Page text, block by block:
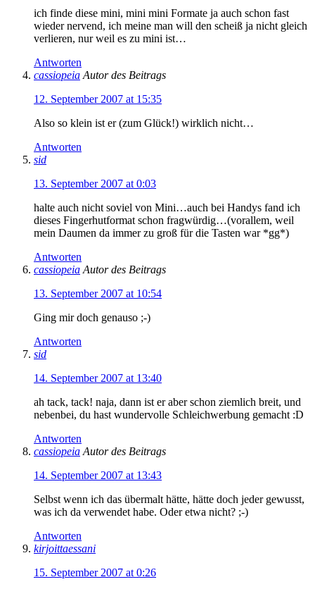
ich finde diese mini, mini mini Formate ja auch schon fast
wieder nervend, ich meine man will den scheiß ja nicht gleich
verlieren, nur weil es zu mini ist…
Antworten
cassiopeia Autor des Beitrags
12. September 2007 at 15:35
Also so klein ist er (zum Glück!) wirklich nicht…
Antworten
sid
13. September 2007 at 0:03
halte auch nicht soviel von Mini…auch bei Handys fand ich
dieses Fingerhutformat schon fragwürdig…(vorallem, weil
mein Daumen da immer zu groß für die Tasten war *gg*)
Antworten
cassiopeia Autor des Beitrags
13. September 2007 at 10:54
Ging mir doch genauso ;-)
Antworten
sid
14. September 2007 at 13:40
ah tack, tack! naja, dann ist er aber schon ziemlich breit, und
nebenbei, du hast wundervolle Schleichwerbung gemacht :D
Antworten
cassiopeia Autor des Beitrags
14. September 2007 at 13:43
Selbst wenn ich das übermalt hätte, hätte doch jeder gewusst,
was ich da verwendet habe. Oder etwa nicht? ;-)
Antworten
kirjoittaessani
15. September 2007 at 0:26